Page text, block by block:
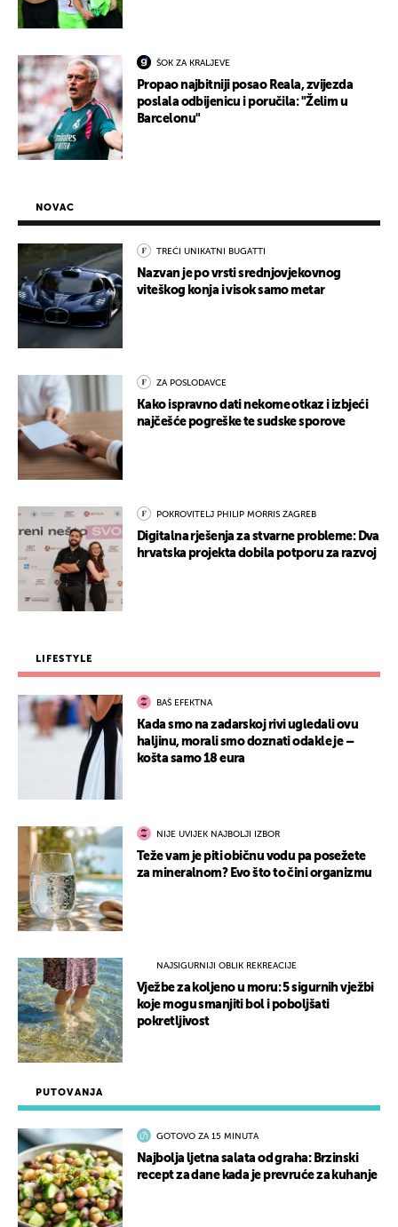
ŠOK ZA KRALJEVE
Propao najbitniji posao Reala, zvijezda
poslala odbijenicu i poručila: "Želim u
Barcelonu"
PUTOVANJA
GOTOVO ZA 15 MINUTA
Najbolja ljetna salata od graha: Brzinski
recept za dane kada je prevruće za kuhanje
NOVAC
TREĆI UNIKATNI BUGATTI
Nazvan je po vrsti srednjovjekovnog
viteškog konja i visok samo metar
ZA POSLODAVCE
Kako ispravno dati nekome otkaz i izbjeći
najčešće pogreške te sudske sporove
POKROVITELJ PHILIP MORRIS ZAGREB
Digitalna rješenja za stvarne probleme: Dva
hrvatska projekta dobila potporu za razvoj
LIFESTYLE
BAŠ EFEKTNA
Kada smo na zadarskoj rivi ugledali ovu
haljinu, morali smo doznati odakle je –
košta samo 18 eura
NIJE UVIJEK NAJBOLJI IZBOR
Teže vam je piti običnu vodu pa posežete
za mineralnom? Evo što to čini organizmu
NAJSIGURNIJI OBLIK REKREACIJE
Vježbe za koljeno u moru: 5 sigurnih vježbi
koje mogu smanjiti bol i poboljšati
pokretljivost